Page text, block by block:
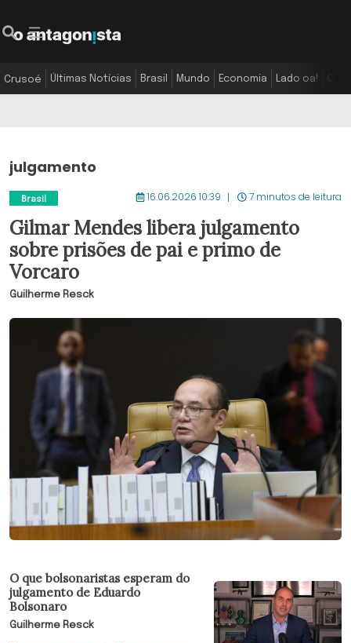
Crusoé Últimas Notícias Brasil Mundo Economia Lado oa!
julgamento
Brasil 16.06.2026 10:39 7 minutos de leitura
Gilmar Mendes libera julgamento
sobre prisões de pai e primo de
Vorcaro
Guilherme Resck
O que bolsonaristas esperam do
julgamento de Eduardo
Bolsonaro
Guilherme Resck